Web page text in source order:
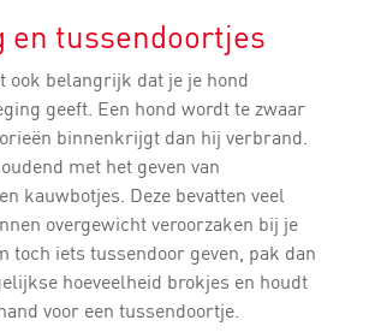
en tussendoortjes
belangrijk dat je je hond
geeft. Een hond wordt te zwaar
binnenkrijgt dan hij verbrand.
met het geven van
kauwbotjes. Deze bevatten veel
overgewicht veroorzaken bij je
toch iets tussendoor geven, pak dan
hoeveelheid brokjes en houdt
voor een tussendoortje.